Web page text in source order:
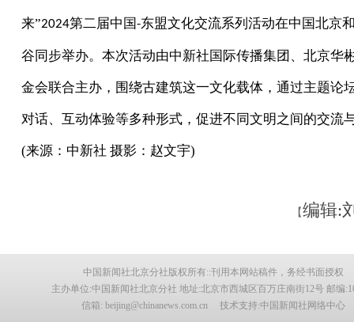
来”2024第二届中国-东盟文化交流系列活动在中国北京
谷同步举办。本次活动由中新社国际传播集团、北京华
金会联合主办，围绕古建筑这一文化载体，通过主题论
对话、互动体验等多种形式，促进不同文明之间的交流
(来源： 中新社 摄影： 赵文宇)
【编辑:
中国新闻社北京分社版权所有::刊用本网站稿件，务经书面授权
主办单位:中国新闻社北京分社 地址:北京市西城区百万庄南街12号 邮编
信箱: beijing@chinanews.com.cn 技术支持:中国新闻社网络中心